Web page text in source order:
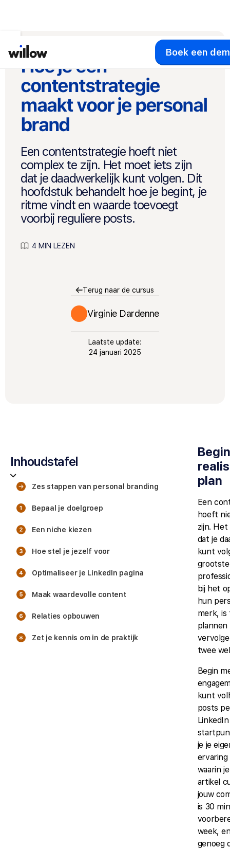
Boek een
Terug naar de cursus
Virginie Dardenne
Laatste update:
24 januari 2025
Hoe je een
contentstrategie
maakt voor je personal
brand
Een contentstrategie hoeft niet
complex te zijn. Het moet iets zijn
dat je daadwerkelijk kunt volgen. Dit
hoofdstuk behandelt hoe je begint, je
ritme vindt en waarde toevoegt
voorbij reguliere posts.
4 MIN LEZEN
Inhoudstafel
Zes stappen van personal branding
Bepaal je doelgroep
Een niche kiezen
Hoe stel je jezelf voor
Optimaliseer je LinkedIn pagina
Maak waardevolle content
Relaties opbouwen
Zet je kennis om in de praktijk
plan
Een
hoeft
zijn.
dat je
kunt
bij het
hun
merk, is
plannen
twee
Begin
kunt
posts
je je
waarin
artikel
jouw
is 30
week,
genoeg